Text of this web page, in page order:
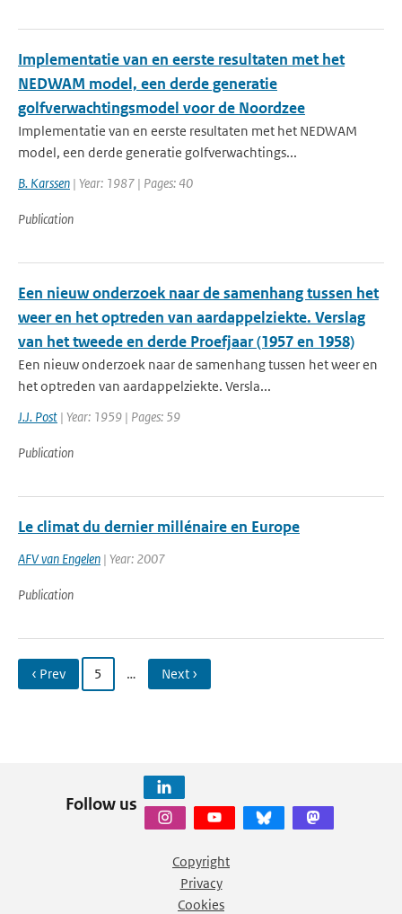
Implementatie van en eerste resultaten met het
NEDWAM model, een derde generatie
golfverwachtingsmodel voor de Noordzee
Implementatie van en eerste resultaten met het NEDWAM
model, een derde generatie golfverwachtings...
B. Karssen | Year: 1987 | Pages: 40
Publication
Een nieuw onderzoek naar de samenhang tussen het
weer en het optreden van aardappelziekte. Verslag
van het tweede en derde Proefjaar (1957 en 1958)
Een nieuw onderzoek naar de samenhang tussen het weer en
het optreden van aardappelziekte. Versla...
J.J. Post | Year: 1959 | Pages: 59
Publication
Le climat du dernier millénaire en Europe
AFV van Engelen | Year: 2007
Publication
‹ Prev 5 … Next ›
Follow us
Copyright
Privacy
Cookies